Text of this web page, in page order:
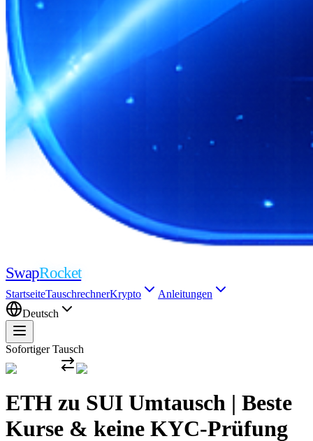
SwapRocket
StartseiteTauschrechnerKrypto
Anleitungen
Deutsch
Sofortiger Tausch
ETH zu SUI Umtausch | Beste
Kurse & keine KYC-Prüfung